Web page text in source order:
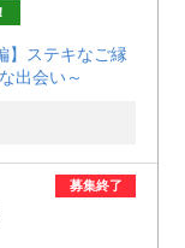
】ステキなご縁
出会い～
募集終了